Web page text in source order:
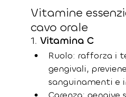
Vitamine
cavo orale
1. Vitamina C
Ruolo: rafforza i
gengivali, previene
sanguinamenti e